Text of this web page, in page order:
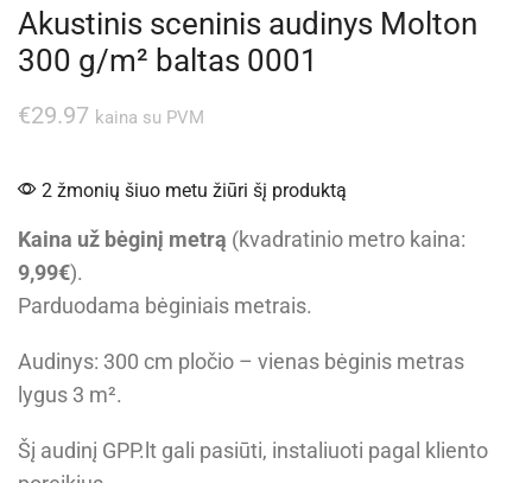
Akustinis sceninis audinys Molton
300 g/m² baltas 0001
€29.97 kaina su PVM
2 žmonių šiuo metu žiūri šį produktą
Kaina už bėginį metrą (kvadratinio metro kaina:
9,99€).
Parduodama bėginiais metrais.
Audinys: 300 cm pločio – vienas bėginis metras
lygus 3 m².
Šį audinį GPP.lt gali pasiūti, instaliuoti pagal kliento